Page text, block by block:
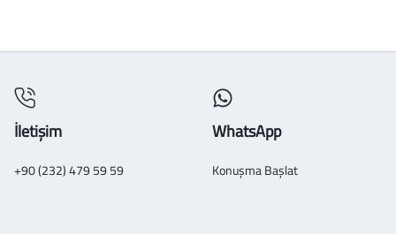
İletişim
+90 (232) 479 59 59
WhatsApp
Konuşma Başlat